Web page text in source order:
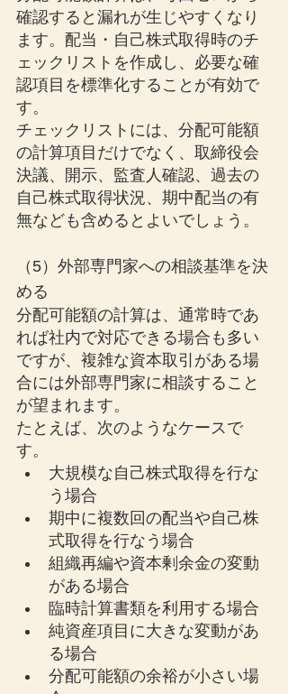
確認すると漏れが生じやすくなり
ます。配当・自己株式取得時のチ
ェックリストを作成し、必要な確
認項目を標準化することが有効で
す。
チェックリストには、分配可能額
の計算項目だけでなく、取締役会
決議、開示、監査人確認、過去の
自己株式取得状況、期中配当の有
無なども含めるとよいでしょう。
（5）外部専門家への相談基準を決
める
分配可能額の計算は、通常時であ
れば社内で対応できる場合も多い
ですが、複雑な資本取引がある場
合には外部専門家に相談すること
が望まれます。
たとえば、次のようなケースで
す。
大規模な自己株式取得を行な
う場合
期中に複数回の配当や自己株
式取得を行なう場合
組織再編や資本剰余金の変動
がある場合
臨時計算書類を利用する場合
純資産項目に大きな変動があ
る場合
分配可能額の余裕が小さい場